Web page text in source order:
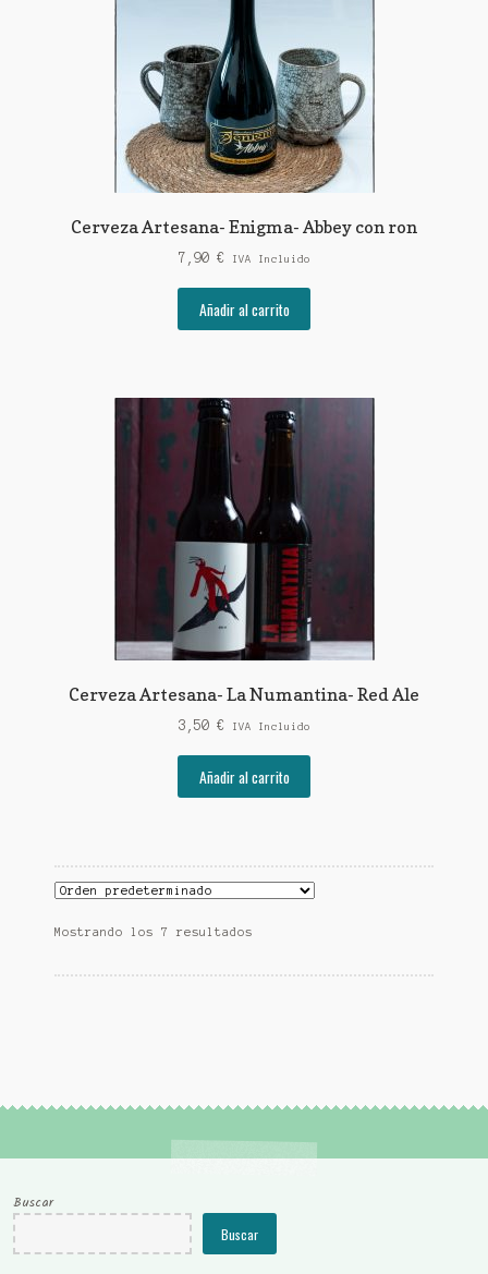
Cerveza Artesana- Enigma- Abbey con ron
7,90 € IVA Incluido
Añadir al carrito
Cerveza Artesana- La Numantina- Red Ale
3,50 € IVA Incluido
Añadir al carrito
Mostrando los 7 resultados
Buscar
Buscar